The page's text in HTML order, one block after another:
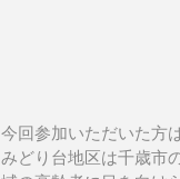
今回参加いただいた方
みどり台地区は千歳市